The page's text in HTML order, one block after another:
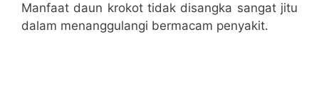
Manfaat daun krokot tidak disangka sangat jitu
dalam menanggulangi bermacam penyakit.